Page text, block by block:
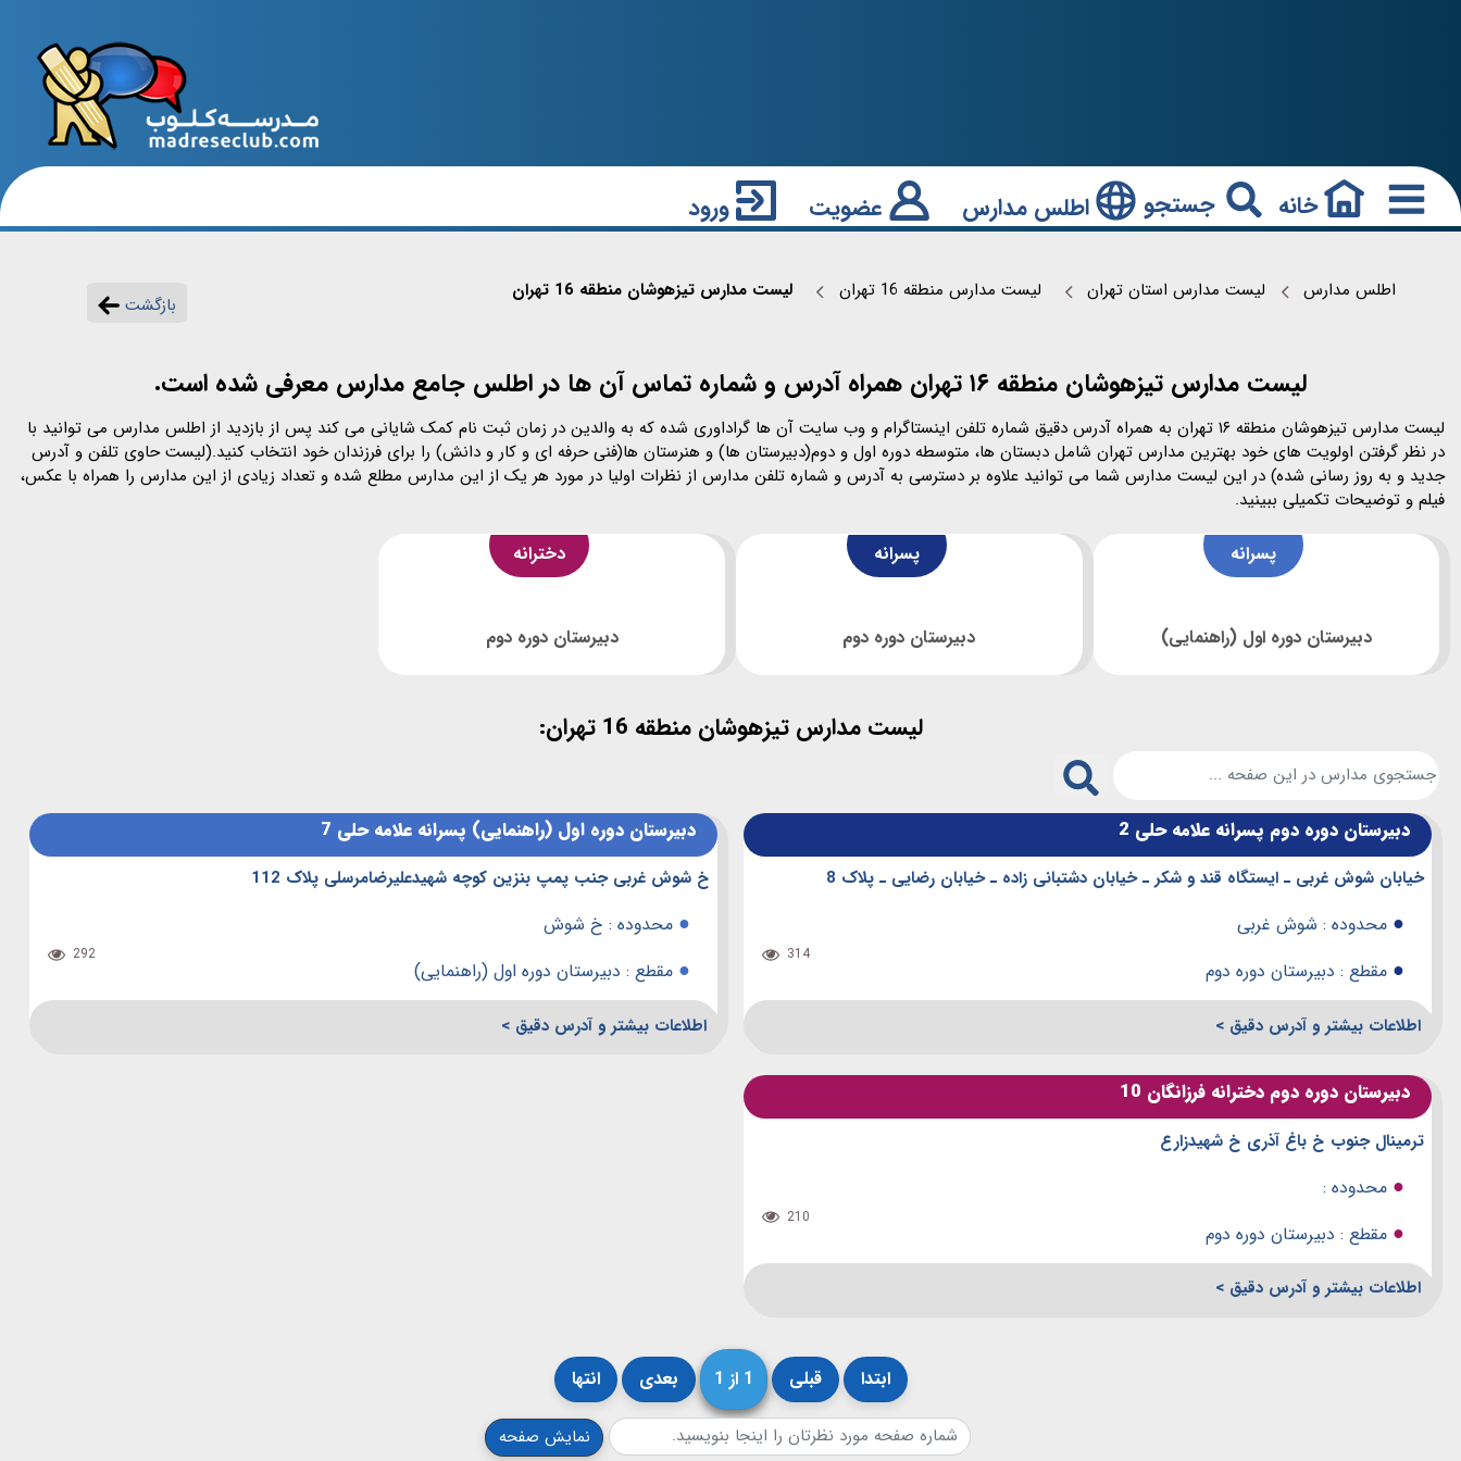
خانه جستجو اطلس مدارس عضویت ورود
اطلس مدارس لیست مدارس استان تهران لیست مدارس منطقه 16 تهران لیست مدارس تیزهوشان منطقه 16 تهران
بازگشت
لیست مدارس تیزهوشان منطقه ۱۶ تهران همراه آدرس و شماره تماس آن ها در اطلس جامع مدارس معرفی شده است.
لیست مدارس تیزهوشان منطقه ۱۶ تهران به همراه آدرس دقیق شماره تلفن اینستاگرام و وب سایت آن ها گراداوری شده که به والدین در زمان ثبت نام کمک شایانی می کند پس از بازدید از اطلس مدارس می توانید با
در نظر گرفتن اولویت های خود بهترین مدارس تهران شامل دبستان ها، متوسطه دوره اول و دوم(دبیرستان ها) و هنرستان ها(فنی حرفه ای و کار و دانش) را برای فرزندان خود انتخاب کنید.(لیست حاوی تلفن و آدرس
جدید و به روز رسانی شده) در این لیست مدارس شما می توانید علاوه بر دسترسی به آدرس و شماره تلفن مدارس از نظرات اولیا در مورد هر یک از این مدارس مطلع شده و تعداد زیادی از این مدارس را همراه با عکس،
فیلم و توضیحات تکمیلی ببینید.
پسرانه
دبیرستان دوره اول (راهنمایی)
پسرانه
دبیرستان دوره دوم
دخترانه
دبیرستان دوره دوم
لیست مدارس تیزهوشان منطقه 16 تهران:
دبیرستان دوره دوم پسرانه علامه حلی 2
خیابان شوش غربی ـ ایستگاه قند و شکر ـ خیابان دشتبانی زاده ـ خیابان رضایی ـ پلاک 8
● محدوده : شوش غربی
● مقطع : دبیرستان دوره دوم
314
اطلاعات بیشتر و آدرس دقیق >
دبیرستان دوره اول (راهنمایی) پسرانه علامه حلی 7
خ شوش غربی جنب پمپ بنزین کوچه شهیدعلیرضامرسلی پلاک 112
● محدوده : خ شوش
● مقطع : دبیرستان دوره اول (راهنمایی)
292
اطلاعات بیشتر و آدرس دقیق >
دبیرستان دوره دوم دخترانه فرزانگان 10
ترمینال جنوب خ باغ آذری خ شهیدزارع
● محدوده :
● مقطع : دبیرستان دوره دوم
210
اطلاعات بیشتر و آدرس دقیق >
ابتدا قبلی 1 از 1 بعدی انتها
نمایش صفحه